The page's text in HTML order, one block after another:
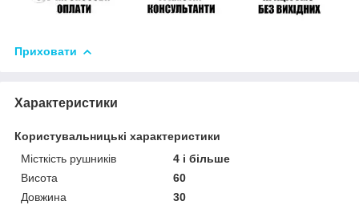
Приховати
Характеристики
Користувальницькі характеристики
Місткість рушників
4 і більше
Висота
60
Довжина
30